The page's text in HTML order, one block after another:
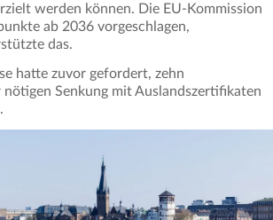
werden können. Die EU-Kommission
ab 2036 vorgeschlagen,
das.
hatte zuvor gefordert, zehn
nötigen Senkung mit Auslandszertifikaten